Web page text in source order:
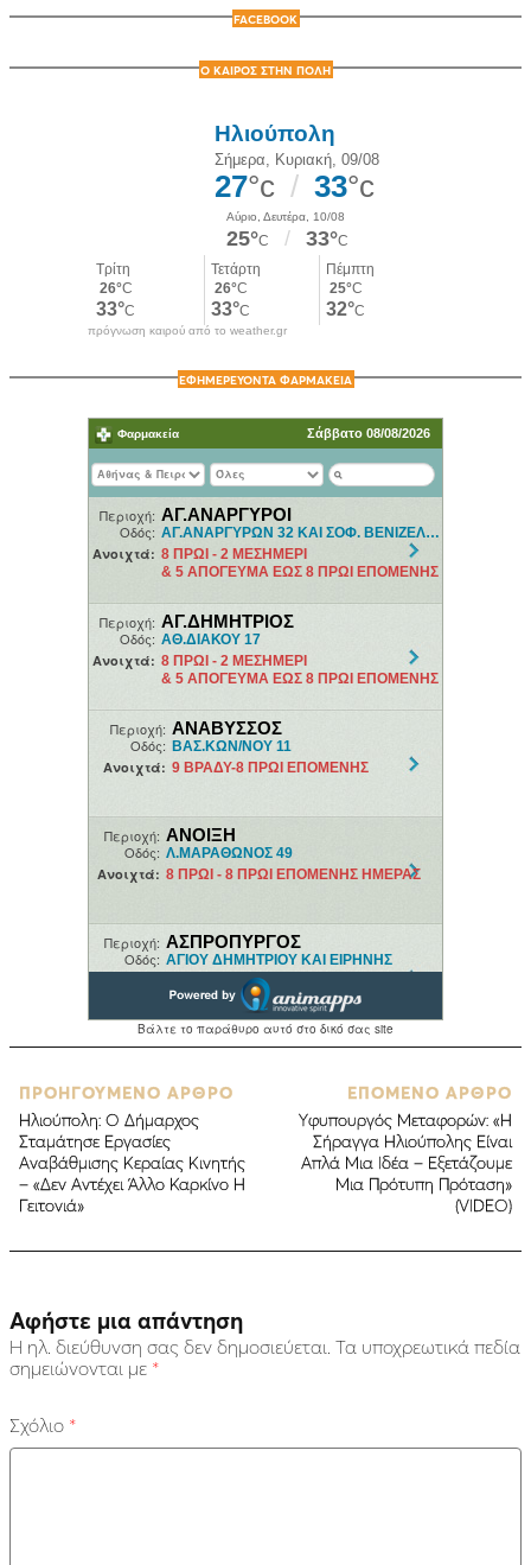
FACEBOOK
Ο ΚΑΙΡΟΣ ΣΤΗΝ ΠΟΛΗ
πρόγνωση καιρού από το weather.gr
ΕΦΗΜΕΡΕΥΟΝΤΑ ΦΑΡΜΑΚΕΙΑ
ΠΡΟΗΓΟΥΜΕΝΟ ΑΡΘΡΟ
Ηλιούπολη: Ο Δήμαρχος
Σταμάτησε Εργασίες
Αναβάθμισης Κεραίας Κινητής
– «Δεν Aντέχει Άλλο Καρκίνο Η
Γειτονιά»
ΕΠΟΜΕΝΟ ΑΡΘΡΟ
Yφυπουργός Μεταφορών: «Η
Σήραγγα Ηλιούπολης Είναι
Απλά Μια Ιδέα – Εξετάζουμε
Μια Πρότυπη Πρόταση»
(VIDEO)
Αφήστε μια απάντηση
Η ηλ. διεύθυνση σας δεν δημοσιεύεται. Τα υποχρεωτικά πεδία
σημειώνονται με *
Σχόλιο *